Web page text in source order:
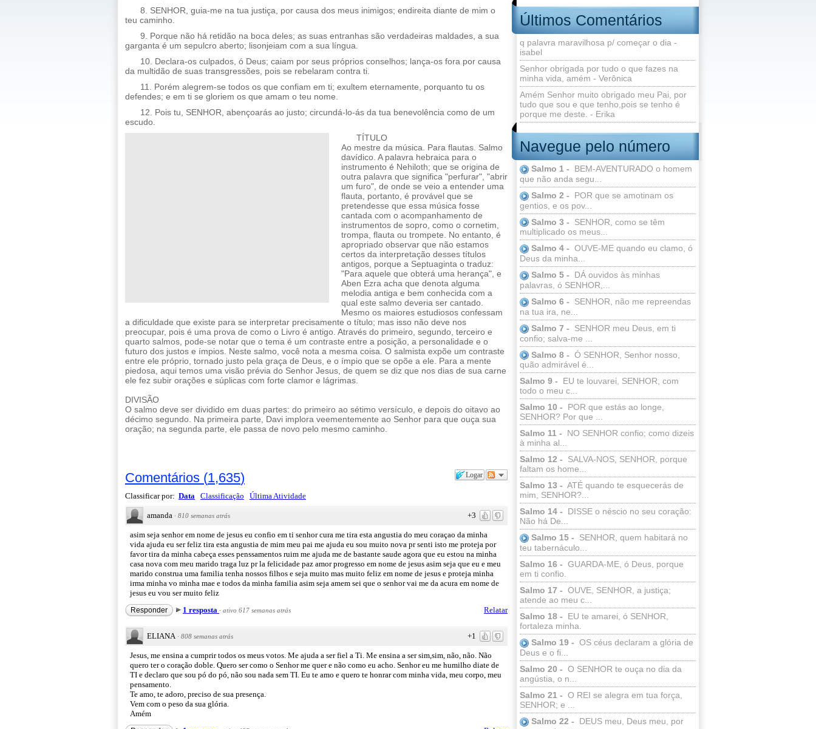
Últimos Comentários
q palavra maravilhosa p/ começar o dia -
isabel
Senhor obrigada por tudo o que fazes na
minha vida, amém - Verônica
Amém Senhor muito obrigado meu Pai, por
tudo que sou e que tenho,pois se tenho é
porque me deste. - Erika
Navegue pelo número
Salmo 1 -
BEM-AVENTURADO o homem
que não anda segu...
Salmo 2 -
POR que se amotinam os
gentios, e os pov...
Salmo 3 -
SENHOR, como se têm
multiplicado os meus...
Salmo 4 - OUVE-ME quando eu clamo, ó
Deus da minha...
Salmo 5 -
DÁ ouvidos às minhas
palavras, ó SENHOR,...
Salmo 6 -
SENHOR, não me repreendas
na tua ira, ne...
Salmo 7 -
SENHOR meu Deus, em ti
confio; salva-me ...
Salmo 8 - Ó SENHOR, Senhor nosso,
quão admirável é...
Salmo 9 -
EU te louvarei, SENHOR, com
todo o meu c...
Salmo 10 -
POR que estás ao longe,
SENHOR? Por que ...
Salmo 11 -
NO SENHOR confio; como dizeis
à minha al...
Salmo 12 -
SALVA-NOS, SENHOR, porque
faltam os home...
Salmo 13 - ATÉ quando te esquecerás de
mim, SENHOR?...
Salmo 14 -
DISSE o néscio no seu coração:
Não há De...
Salmo 15 -
SENHOR, quem habitará no
teu tabernáculo...
Salmo 16 - GUARDA-ME, ó Deus, porque
em ti confio.
Salmo 17 - OUVE, SENHOR, a justiça;
atende ao meu c...
Salmo 18 -
EU te amarei, ó SENHOR,
fortaleza minha.
Salmo 19 - OS céus declaram a glória de
Deus e o fi...
Salmo 20 - O SENHOR te ouça no dia da
angústia, o n...
Salmo 21 - O REI se alegra em tua força,
SENHOR; e ...
Salmo 22 -
DEUS meu, Deus meu, por
8. SENHOR, guia-me na tua justiça, por causa dos meus inimigos; endireita diante de mim o
teu caminho.
9. Porque não há retidão na boca deles; as suas entranhas são verdadeiras maldades, a sua
garganta é um sepulcro aberto; lisonjeiam com a sua língua.
10. Declara-os culpados, ó Deus; caiam por seus próprios conselhos; lança-os fora por causa
da multidão de suas transgressões, pois se rebelaram contra ti.
11. Porém alegrem-se todos os que confiam em ti; exultem eternamente, porquanto tu os
defendes; e em ti se gloriem os que amam o teu nome.
12. Pois tu, SENHOR, abençoarás ao justo; circundá-lo-ás da tua benevolência como de um
escudo.
TÍTULO
Ao mestre da música. Para flautas. Salmo
davídico. A palavra hebraica para o
instrumento é Nehiloth; que se origina de
outra palavra que significa "perfurar", "abrir
um furo", de onde se veio a entender uma
flauta, portanto, é provável que se
pretendesse que essa música fosse
cantada com o acompanhamento de
instrumentos de sopro, como o cornetim,
trompa, flauta ou trompete. No entanto, é
apropriado observar que não estamos
certos da interpretação desses títulos
antigos, porque a Septuaginta o traduz:
"Para aquele que obterá uma herança", e
Aben Ezra acha que denota alguma
melodia antiga e bem conhecida com a
qual este salmo deveria ser cantado.
Mesmo os maiores estudiosos confessam
a dificuldade que existe para se interpretar precisamente o título; mas isso não deve nos
preocupar, pois é uma prova de como o Livro é antigo. Através do primeiro, segundo, terceiro e
quarto salmos, pode-se notar que o tema é um contraste entre a posição, a personalidade e o
futuro dos justos e ímpios. Neste salmo, você nota a mesma coisa. O salmista expõe um contraste
entre ele próprio, tornado justo pela graça de Deus, e o ímpio que se opõe a ele. Para a mente
piedosa, aqui temos uma visão prévia do Senhor Jesus, de quem se diz que nos dias de sua carne
ele fez subir orações e súplicas com forte clamor e lágrimas.
DIVISÃO
O salmo deve ser dividido em duas partes: do primeiro ao sétimo versículo, e depois do oitavo ao
décimo segundo. Na primeira parte, Davi implora veementemente ao Senhor para que ouça sua
oração; na segunda parte, ele passa de novo pelo mesmo caminho.
Logar
Comentários (1,635)
Classificar por: Data Classificação Última Atividade
+3
amanda · 810 semanas atrás
asim seja senhor em nome de jesus eu confio em ti senhor cura me tira esta angustia do meu coraçao da minha
vida ajuda eu ser feliz tira esta angustia de mim meu pai me ajuda eu sou muito nova pr senti isto me proteja por
favor tira da minha cabeça esses penssamentos ruim me ajuda me de bastante saude agora que eu estou na minha
casa nova com meu marido traga luz pr la felicidade paz amor progresso em nome de jesus asim seja que eu e meu
marido construa uma familia tenha nossos filhos e seja muito mas muito feliz em nome de jesus e proteja minha
irma minha vo minha mae e todos da minha familia asim seja amem sei que o senhor vai me da acura em nome de
jesus eu vou ser muito feliz
Relatar
Responder 1 resposta · ativo 617 semanas atrás
+1
ELIANA · 808 semanas atrás
Jesus, me ensina a cumprir todos os meus votos. Me ajuda a ser fiel a Ti. Me ensina a ser sim,sim, não, não. Não
quero ter o coração doble. Quero ser como o Senhor me quer e não como eu acho. Senhor eu me humilho diate de
TI e declaro que sou pó do pó, não sou nada sem TI. Eu te amo e quero te honrar com minha vida, meu corpo, meu
pensamento.
Te amo, te adoro, preciso de sua presença.
Vem com o peso da sua glória.
Amém